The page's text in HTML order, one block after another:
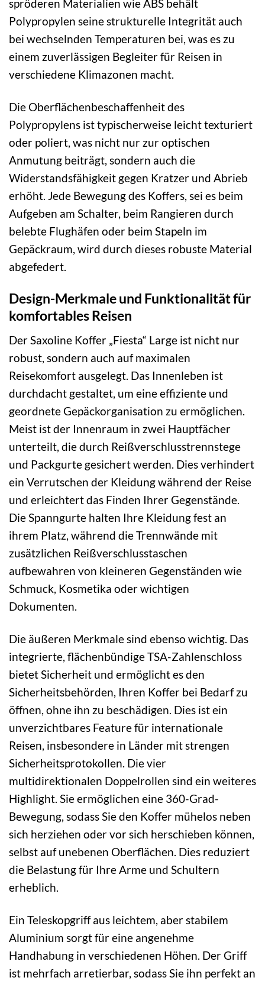
spröderen Materialien wie ABS behält
Polypropylen seine strukturelle Integrität auch
bei wechselnden Temperaturen bei, was es zu
einem zuverlässigen Begleiter für Reisen in
verschiedene Klimazonen macht.
Die Oberflächenbeschaffenheit des
Polypropylens ist typischerweise leicht texturiert
oder poliert, was nicht nur zur optischen
Anmutung beiträgt, sondern auch die
Widerstandsfähigkeit gegen Kratzer und Abrieb
erhöht. Jede Bewegung des Koffers, sei es beim
Aufgeben am Schalter, beim Rangieren durch
belebte Flughäfen oder beim Stapeln im
Gepäckraum, wird durch dieses robuste Material
abgefedert.
Design-Merkmale und Funktionalität für
komfortables Reisen
Der Saxoline Koffer „Fiesta“ Large ist nicht nur
robust, sondern auch auf maximalen
Reisekomfort ausgelegt. Das Innenleben ist
durchdacht gestaltet, um eine effiziente und
geordnete Gepäckorganisation zu ermöglichen.
Meist ist der Innenraum in zwei Hauptfächer
unterteilt, die durch Reißverschlusstrennstege
und Packgurte gesichert werden. Dies verhindert
ein Verrutschen der Kleidung während der Reise
und erleichtert das Finden Ihrer Gegenstände.
Die Spanngurte halten Ihre Kleidung fest an
ihrem Platz, während die Trennwände mit
zusätzlichen Reißverschlusstaschen
aufbewahren von kleineren Gegenständen wie
Schmuck, Kosmetika oder wichtigen
Dokumenten.
Die äußeren Merkmale sind ebenso wichtig. Das
integrierte, flächenbündige TSA-Zahlenschloss
bietet Sicherheit und ermöglicht es den
Sicherheitsbehörden, Ihren Koffer bei Bedarf zu
öffnen, ohne ihn zu beschädigen. Dies ist ein
unverzichtbares Feature für internationale
Reisen, insbesondere in Länder mit strengen
Sicherheitsprotokollen. Die vier
multidirektionalen Doppelrollen sind ein weiteres
Highlight. Sie ermöglichen eine 360-Grad-
Bewegung, sodass Sie den Koffer mühelos neben
sich herziehen oder vor sich herschieben können,
selbst auf unebenen Oberflächen. Dies reduziert
die Belastung für Ihre Arme und Schultern
erheblich.
Ein Teleskopgriff aus leichtem, aber stabilem
Aluminium sorgt für eine angenehme
Handhabung in verschiedenen Höhen. Der Griff
ist mehrfach arretierbar, sodass Sie ihn perfekt an